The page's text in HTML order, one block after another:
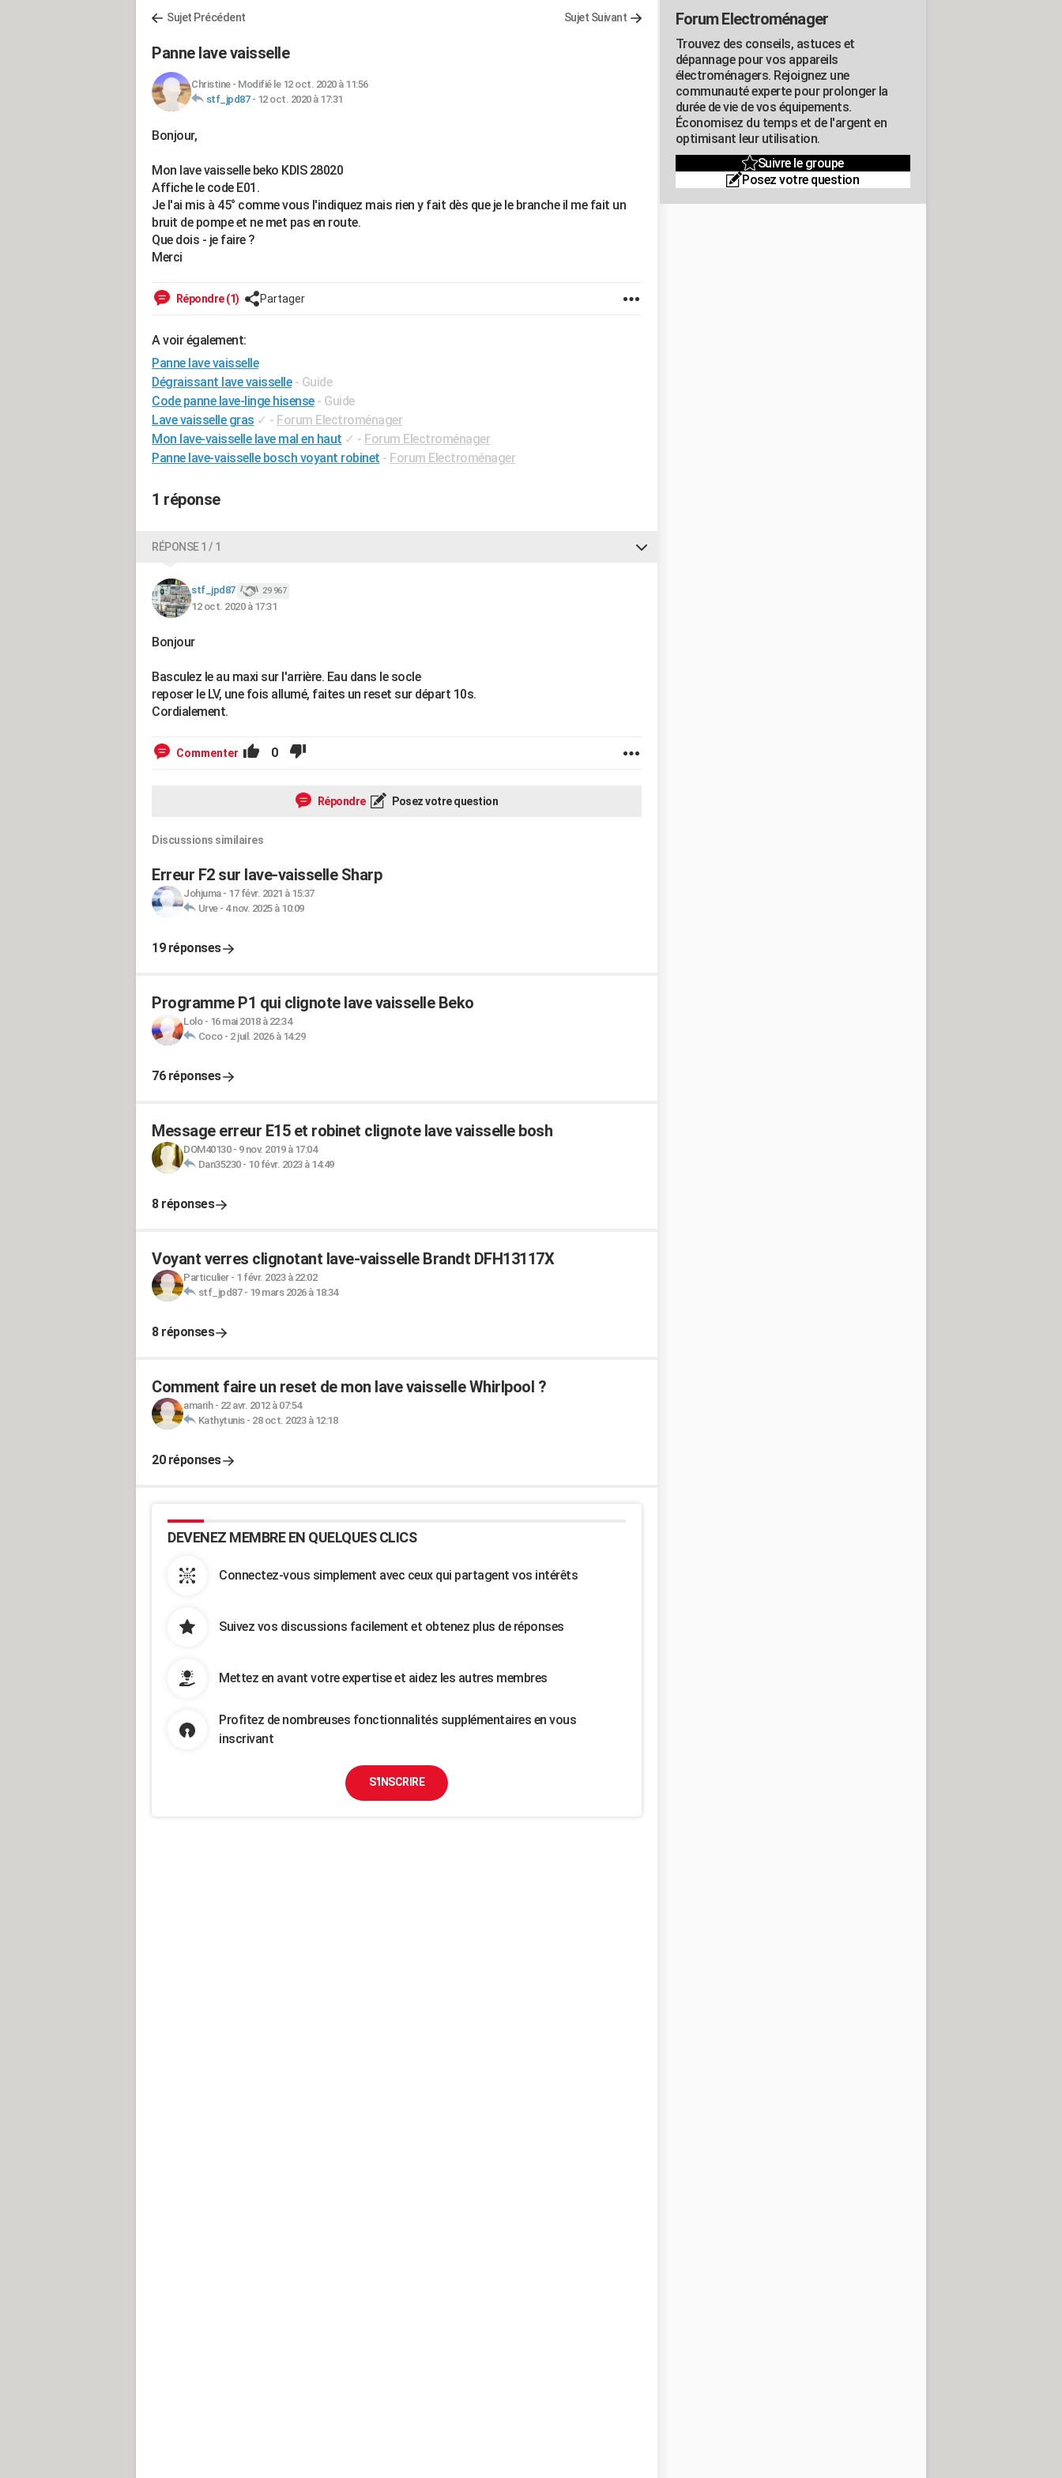
Sujet Précédent Sujet Suivant
Panne lave vaisselle
Christine- Modifié le 12 oct. 2020 à 11:56
stf_jpd87- 12 oct. 2020 à 17:31
Bonjour,
Mon lave vaisselle beko KDIS 28020
Affiche le code E01.
Je l'ai mis à 45° comme vous l'indiquez mais rien y fait dès que je le branche il me fait un
bruit de pompe et ne met pas en route.
Que dois - je faire ?
Merci
Répondre (1) Partager
A voir également:
Panne lave vaisselle
Dégraissant lave vaisselle - Guide
Code panne lave-linge hisense - Guide
Lave vaisselle gras ✓ - Forum Electroménager
Mon lave-vaisselle lave mal en haut ✓ - Forum Electroménager
Panne lave-vaisselle bosch voyant robinet - Forum Electroménager
1 réponse
RÉPONSE 1 / 1
stf_jpd87 29 967
12 oct. 2020 à 17:31
Bonjour
Basculez le au maxi sur l'arrière. Eau dans le socle
reposer le LV, une fois allumé, faites un reset sur départ 10s.
Cordialement.
Commenter 0
Répondre Posez votre question
Discussions similaires
Erreur F2 sur lave-vaisselle Sharp
Johjuma- 17 févr. 2021 à 15:37
Urve- 4 nov. 2025 à 10:09
19 réponses
Programme P1 qui clignote lave vaisselle Beko
Lolo- 16 mai 2018 à 22:34
Coco- 2 juil. 2026 à 14:29
76 réponses
Message erreur E15 et robinet clignote lave vaisselle bosh
DOM40130- 9 nov. 2019 à 17:04
Dan35230- 10 févr. 2023 à 14:49
8 réponses
Voyant verres clignotant lave-vaisselle Brandt DFH13117X
Particulier- 1 févr. 2023 à 22:02
stf_jpd87- 19 mars 2026 à 18:34
8 réponses
Comment faire un reset de mon lave vaisselle Whirlpool ?
amarih- 22 avr. 2012 à 07:54
Kathytunis- 28 oct. 2023 à 12:18
20 réponses
DEVENEZ MEMBRE EN QUELQUES CLICS
Connectez-vous simplement avec ceux qui partagent vos intérêts
Suivez vos discussions facilement et obtenez plus de réponses
Mettez en avant votre expertise et aidez les autres membres
Profitez de nombreuses fonctionnalités supplémentaires en vous
inscrivant
S'INSCRIRE
Forum Electroménager
Trouvez des conseils, astuces et
dépannage pour vos appareils
électroménagers. Rejoignez une
communauté experte pour prolonger la
durée de vie de vos équipements.
Économisez du temps et de l'argent en
optimisant leur utilisation.
Suivre le groupe
Posez votre question